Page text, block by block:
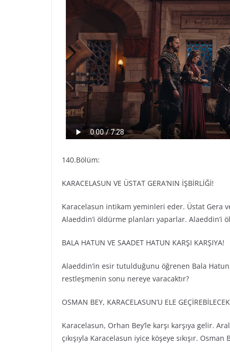
140.Bölüm:
KARACELASUN VE ÜSTAT GERA’NIN İŞBİRLİĞİ!
Karacelasun intikam yeminleri eder. Üstat Gera
Alaeddin’i öldürme planları yaparlar. Alaeddin’i
BALA HATUN VE SAADET HATUN KARŞI KARŞIYA!
Alaeddin’in esir tutulduğunu öğrenen Bala Hatun,
restleşmenin sonu nereye varacaktır?
OSMAN BEY, KARACELASUN’U ELE
Karacelasun, Orhan Bey’le karşı karşıya gelir.
çıkışıyla Karacelasun iyice köşeye sıkışır.